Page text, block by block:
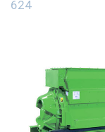
624